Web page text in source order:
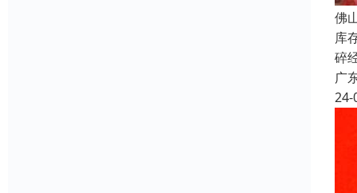
佛
库
碎
广
24-